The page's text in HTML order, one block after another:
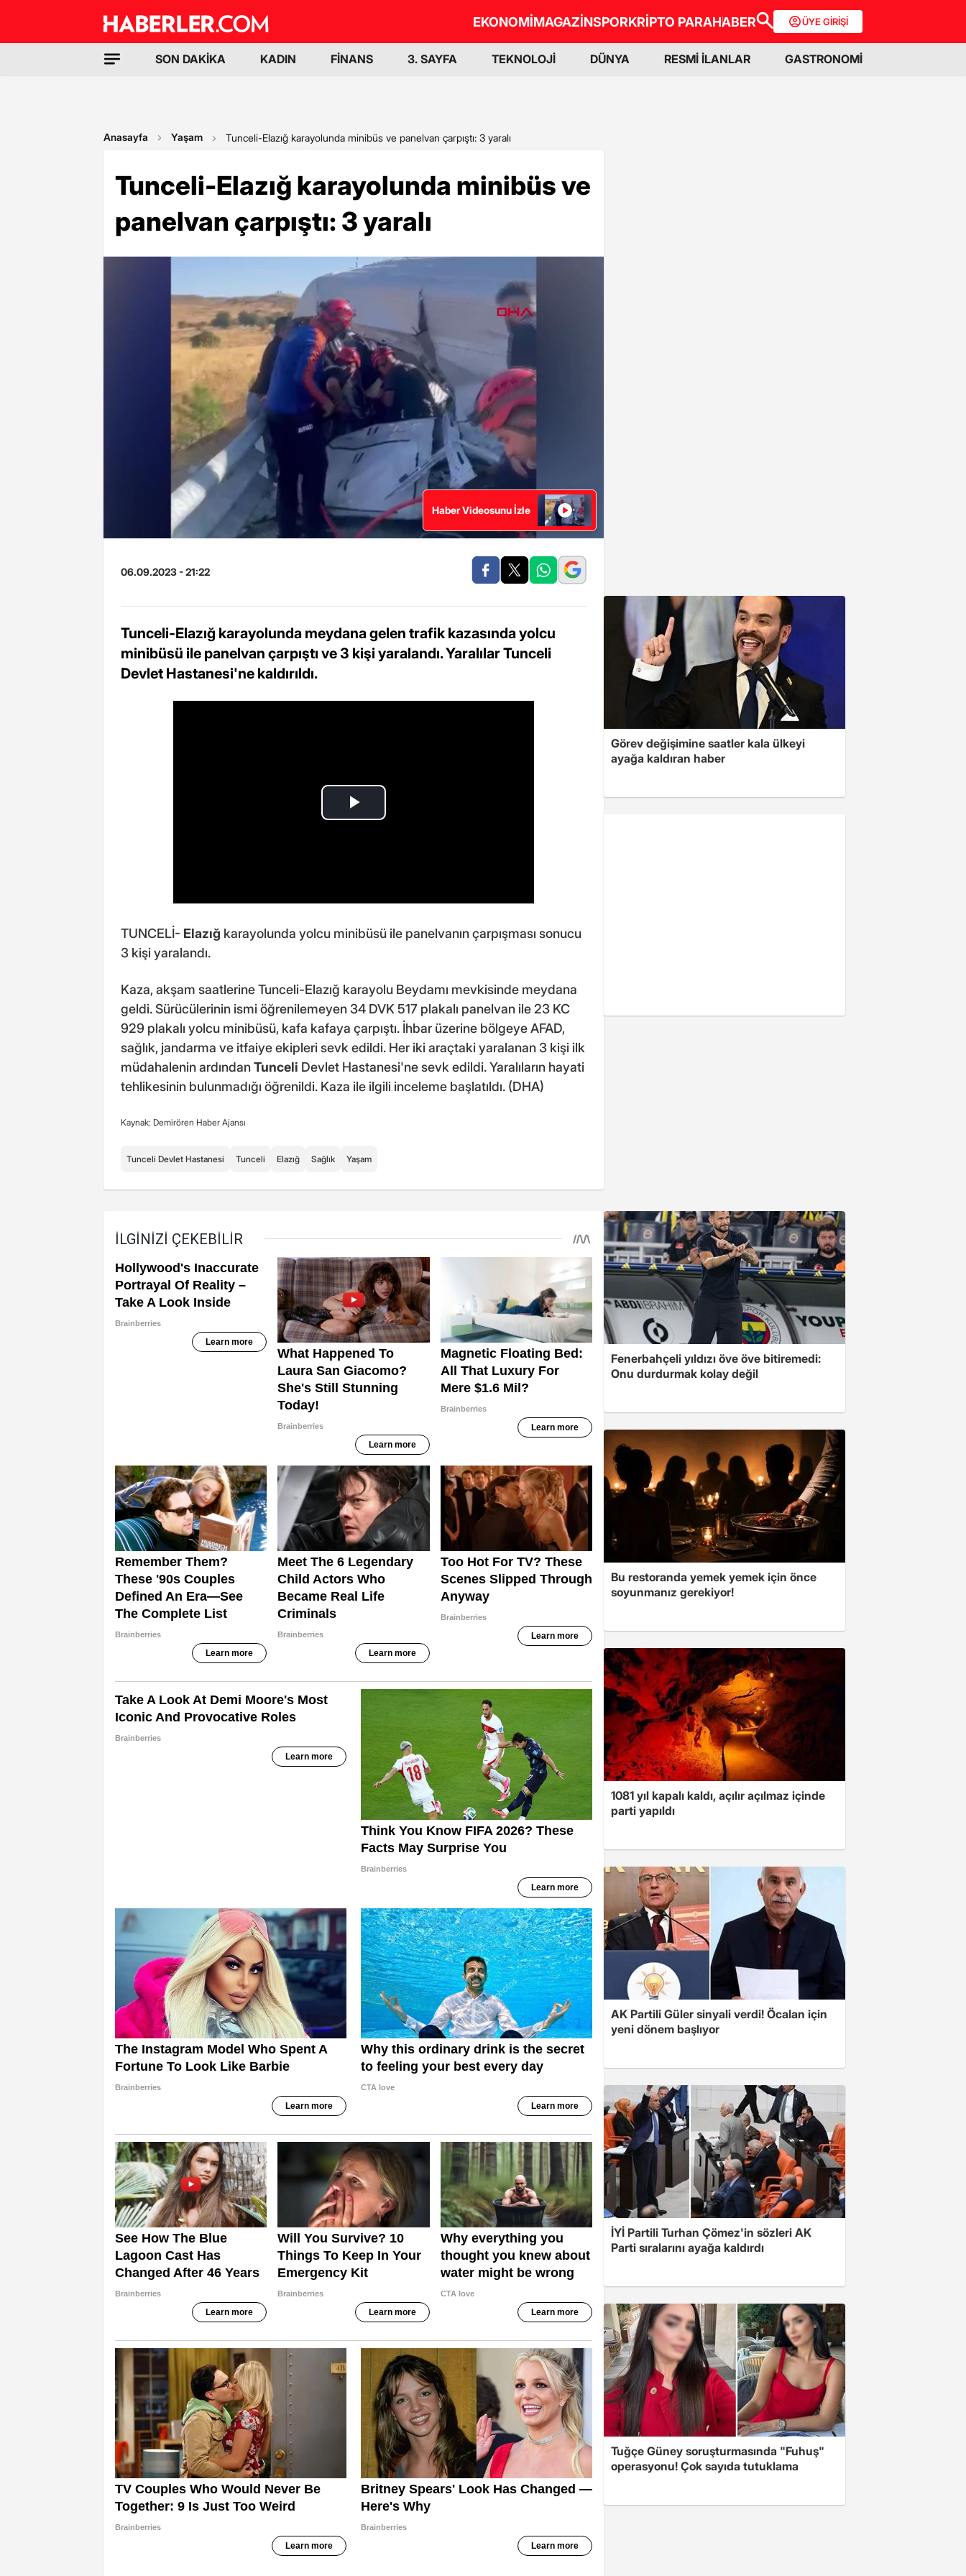
EKONOMİMAGAZİNSPORKRİPTO PARAHABER ÜYE GİRİŞİ
SON DAKİKA KADIN FİNANS 3. SAYFA TEKNOLOJİ DÜNYA RESMİ İLANLAR GASTRONOMİ
Anasayfa Yaşam Tunceli-Elazığ karayolunda minibüs ve panelvan çarpıştı: 3 yaralı
Tunceli-Elazığ karayolunda minibüs ve
panelvan çarpıştı: 3 yaralı
Haber Videosunu İzle
06.09.2023 - 21:22
Tunceli-Elazığ karayolunda meydana gelen trafik kazasında yolcu
minibüsü ile panelvan çarpıştı ve 3 kişi yaralandı. Yaralılar Tunceli
Devlet Hastanesi'ne kaldırıldı.
TUNCELİ- Elazığ karayolunda yolcu minibüsü ile panelvanın çarpışması sonucu
3 kişi yaralandı.
Kaza, akşam saatlerine Tunceli-Elazığ karayolu Beydamı mevkisinde meydana
geldi. Sürücülerinin ismi öğrenilemeyen 34 DVK 517 plakalı panelvan ile 23 KC
929 plakalı yolcu minibüsü, kafa kafaya çarpıştı. İhbar üzerine bölgeye AFAD,
sağlık, jandarma ve itfaiye ekipleri sevk edildi. Her iki araçtaki yaralanan 3 kişi ilk
müdahalenin ardındanTunceli Devlet Hastanesi'ne sevk edildi. Yaralıların hayati
tehlikesinin bulunmadığı öğrenildi. Kaza ile ilgili inceleme başlatıldı. (DHA)
Kaynak: Demirören Haber Ajansı
Tunceli Devlet Hastanesi Tunceli Elazığ Sağlık Yaşam
Görev değişimine saatler kala ülkeyi
ayağa kaldıran haber
Fenerbahçeli yıldızı öve öve bitiremedi:
Onu durdurmak kolay değil
Bu restoranda yemek yemek için önce
soyunmanız gerekiyor!
1081 yıl kapalı kaldı, açılır açılmaz içinde
parti yapıldı
AK Partili Güler sinyali verdi! Öcalan için
yeni dönem başlıyor
İYİ Partili Turhan Çömez'in sözleri AK
Parti sıralarını ayağa kaldırdı
Tuğçe Güney soruşturmasında "Fuhuş"
operasyonu! Çok sayıda tutuklama